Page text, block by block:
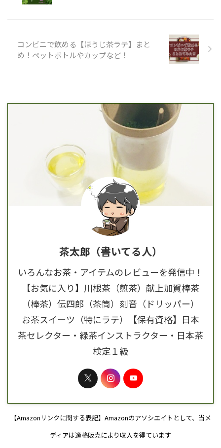
コンビニで飲める【ほうじ茶ラテ】まと
め！ペットボトルやカップなど！
茶太郎（書いてる人）
いろんなお茶・アイテムのレビューを発信中！
【お気に入り】川根茶（煎茶）献上加賀棒茶
（棒茶）伝四郎（茶筒）刻音（ドリッパー）
お茶スイーツ（特にラテ）【保有資格】日本
茶セレクター・緑茶インストラクター・日本茶
検定１級
【Amazonリンクに関する表記】Amazonのアソシエイトとして、当メ
ディアは適格販売により収入を得ています